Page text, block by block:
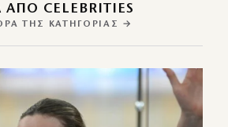
CELEBRITIES
ΤΗΣ ΚΑΤΗΓΟΡΊΑΣ →